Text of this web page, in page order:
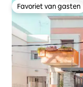
Favoriet van gasten
Favoriet van gasten